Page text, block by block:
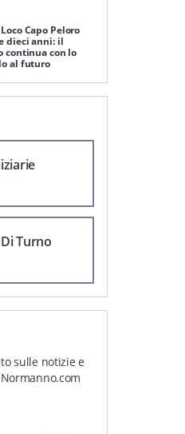
Capo Peloro
dieci anni: il
continua con lo
al futuro
Turno
sulle notizie e